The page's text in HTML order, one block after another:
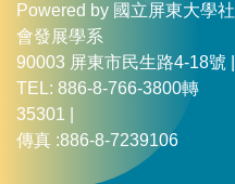
Powered by 國立屏東大學社
會發展學系
90003 屏東市民生路4-18號 |
TEL: 886-8-766-3800轉
35301 |
傳真 :886-8-7239106